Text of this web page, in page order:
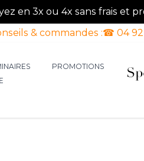
en 3x ou 4x sans frais et
& commandes :☎ 04 92
PROMOTIONS